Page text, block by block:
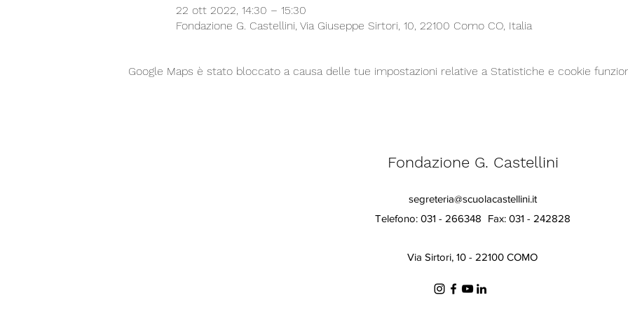
22 ott 2022, 14:30 – 15:30
Fondazione G. Castellini, Via Giuseppe Sirtori, 10, 22100 Como CO, Italia
Google Maps è stato bloccato a causa delle tue impostazioni relative a Statistiche e cookie
Fondazione G. Castellini
segreteria@scuolacastellini.it
Telefono: 031 - 266348
Fax: 031 - 242828
Via Sirtori, 10 - 22100 COMO